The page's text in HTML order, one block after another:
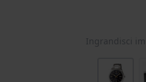
Ingrandisci